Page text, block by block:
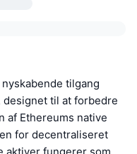
tilgang
til at forbedre
af Ethereums native
for decentraliseret
aktiver fungerer som